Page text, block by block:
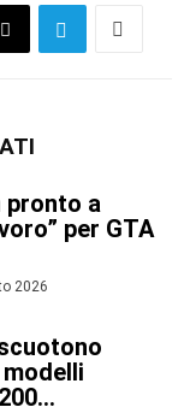
pronto a
per GTA
2026
modelli